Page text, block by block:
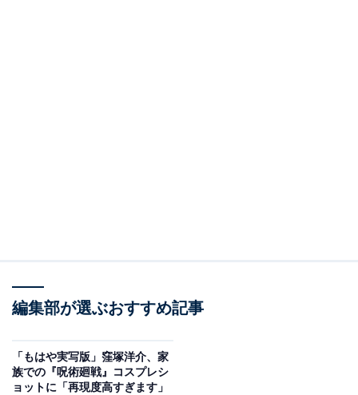
編集部が選ぶおすすめ記事
「もはや実写版」窪塚洋介、家
族での『呪術廻戦』コスプレシ
ョットに「再現度高すぎます」